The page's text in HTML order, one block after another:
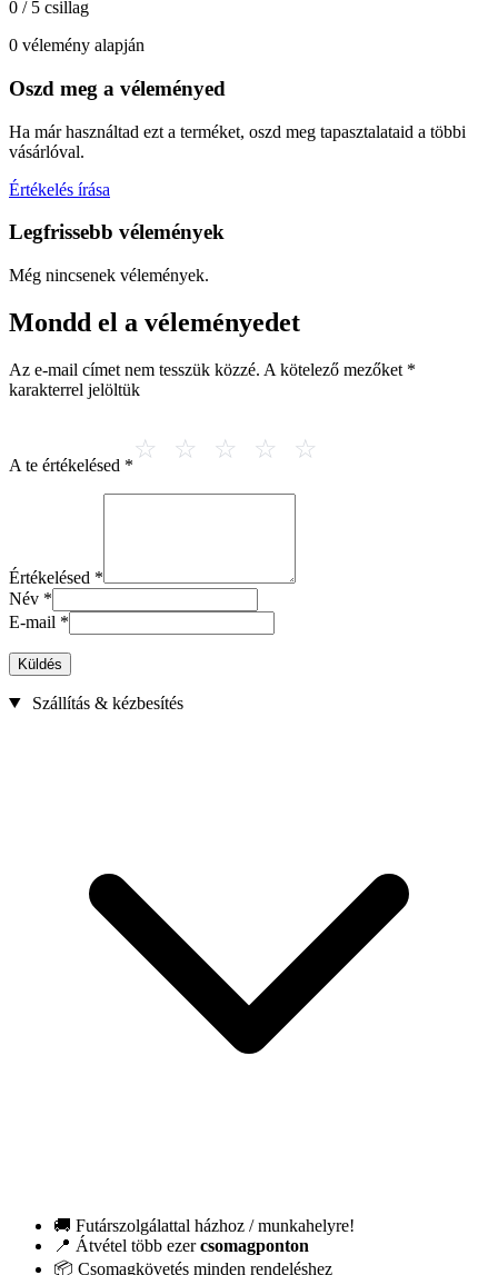
0 / 5 csillag
0 vélemény alapján
Oszd meg a véleményed
Ha már használtad ezt a terméket, oszd meg tapasztalataid a többi
vásárlóval.
Értékelés írása
Legfrissebb vélemények
Még nincsenek vélemények.
Mondd el a véleményedet
Az e-mail címet nem tesszük közzé. A kötelező mezőket *
karakterrel jelöltük
A te értékelésed *
Értékelésed *
Név *
E-mail *
Küldés
Szállítás & kézbesítés
🚚 Futárszolgálattal házhoz / munkahelyre!
📍 Átvétel több ezercsomagponton
📦 Csomagkövetés minden rendeléshez